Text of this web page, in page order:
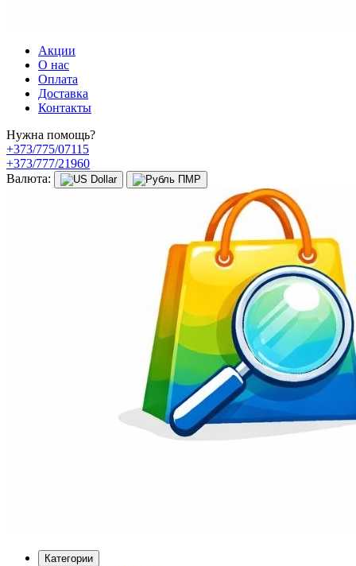
Акции
О нас
Оплата
Доставка
Контакты
Нужна помощь?
+373/775/07115
+373/777/21960
Валюта:
Категории